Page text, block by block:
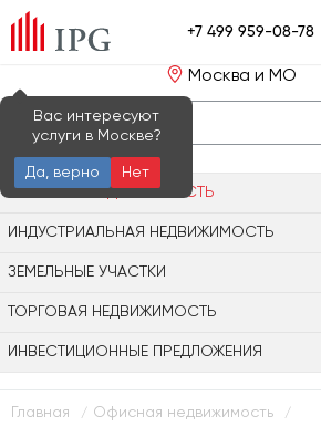
+7 499 959-08-78
Москва и МО
Вас интересуют
услуги в Москве?
Да, верно
Нет
ОФИСНАЯ НЕДВИЖИМОСТЬ
ИНДУСТРИАЛЬНАЯ НЕДВИЖИМОСТЬ
ЗЕМЕЛЬНЫЕ УЧАСТКИ
ТОРГОВАЯ НЕДВИЖИМОСТЬ
ИНВЕСТИЦИОННЫЕ ПРЕДЛОЖЕНИЯ
Главная / Офисная недвижимость /